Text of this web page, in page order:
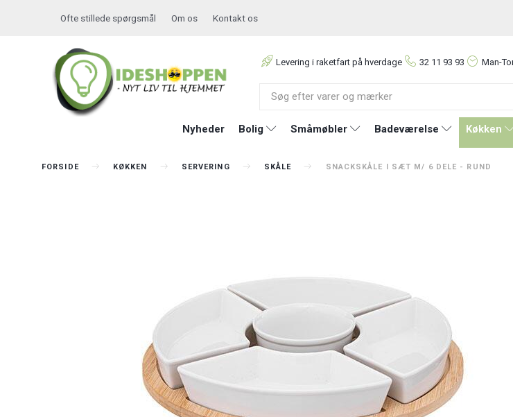
Ofte stillede spørgsmål Om os Kontakt os
Levering i raketfart på hverdage 32 11 93 93 Man-
Nyheder Bolig Småmøbler Badeværelse Køkken
FORSIDE KØKKEN SERVERING SKÅLE SNACKSKÅLE I SÆT M/ 6 DELE - RUND